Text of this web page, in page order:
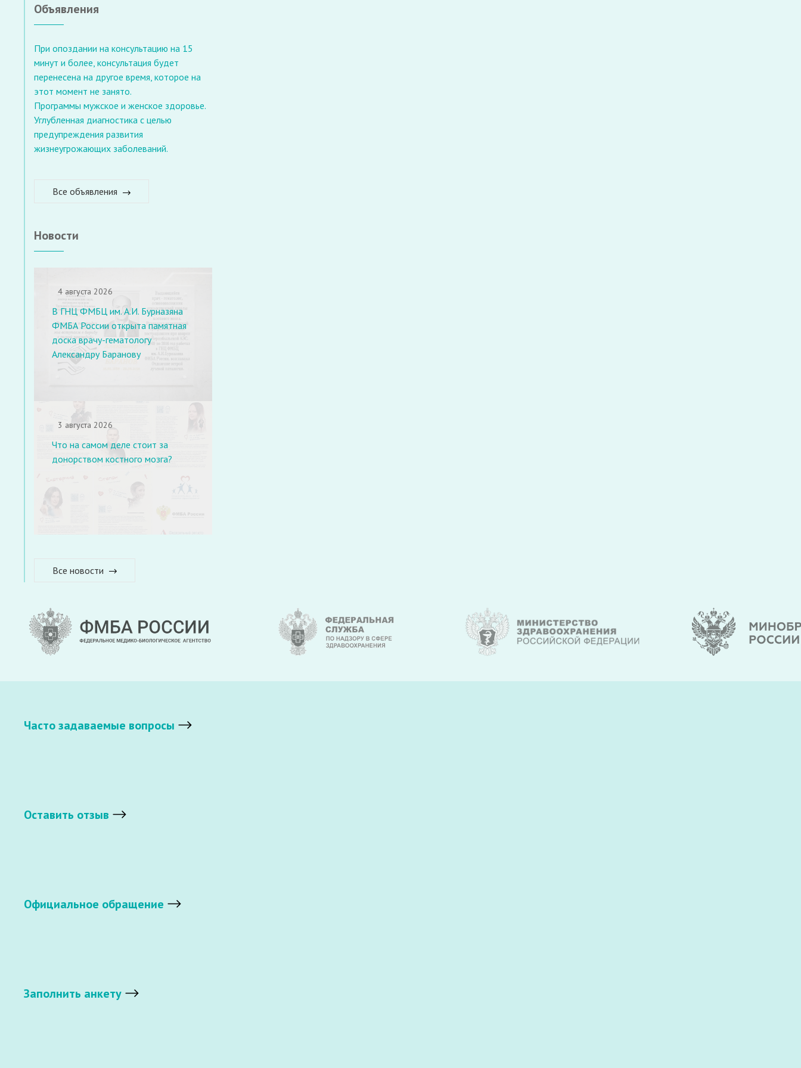
Объявления
При опоздании на консультацию на 15
минут и более, консультация будет
перенесена на другое время, которое на
этот момент не занято.
Программы мужское и женское здоровье.
Углубленная диагностика с целью
предупреждения развития
жизнеугрожающих заболеваний.
Все объявления
Новости
4 августа 2026
В ГНЦ ФМБЦ им. А.И. Бурназяна
ФМБА России открыта памятная
доска врачу-гематологу
Александру Баранову
3 августа 2026
Что на самом деле стоит за
донорством костного мозга?
Все новости
Часто задаваемые вопросы
Оставить отзыв
Официальное обращение
Заполнить анкету